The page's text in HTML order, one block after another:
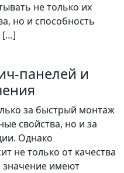
не только их
но и способность
[…]
панелей и
за быстрый монтаж
свойства, но и за
Однако
не только от качества
значение имеют